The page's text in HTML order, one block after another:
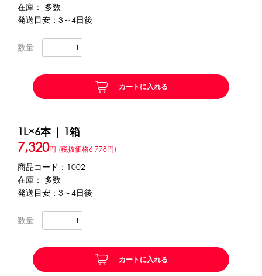
台湾かき氷
フレーバー氷（味つきの氷）
かき氷セット
かき氷イベントセット
カップ・スプーン
ボウル型カップ
スプーン
スプーンストロー
フローズンドリンク材料
シロップ 冷凍フルーツ
ドリンクカップ・ストロー
ブレンダー・ミキサー
利用規約
在庫： 多数
発送目安：3～4日後
数量
カートに入れる
1L×6本 | 1箱
7,320円 (税抜価格6,778円)
商品コード：1002
在庫： 多数
発送目安：3～4日後
数量
カートに入れる